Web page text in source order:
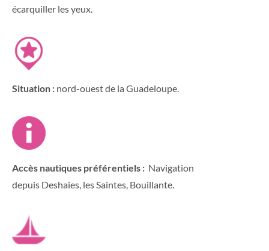
écarquiller les yeux.
Situation : nord-ouest de la Guadeloupe.
Accès nautiques préférentiels : Navigation
depuis Deshaies, les Saintes, Bouillante.